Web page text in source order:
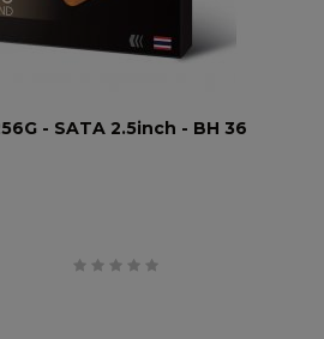
- SATA 2.5inch - BH 36